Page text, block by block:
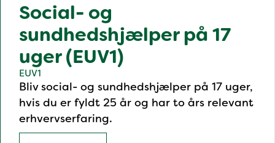
Social- og
sundhedshjælper på 17
uger (EUV1)
EUV1
Bliv social- og sundhedshjælper på 17 uger,
hvis du er fyldt 25 år og har to års relevant
erhvervserfaring.